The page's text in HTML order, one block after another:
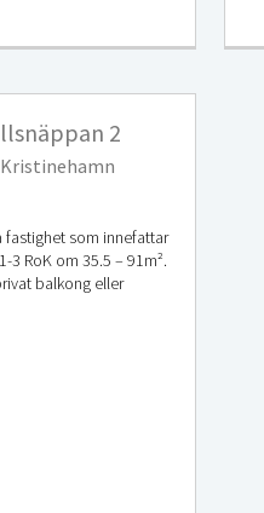
2
fastighet som innefattar
3 RoK om 35.5 – 91m².
balkong eller